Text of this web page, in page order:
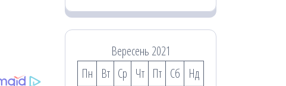
Вересень 2021
Пн
Вт Ср Чт Пт Сб
Нд